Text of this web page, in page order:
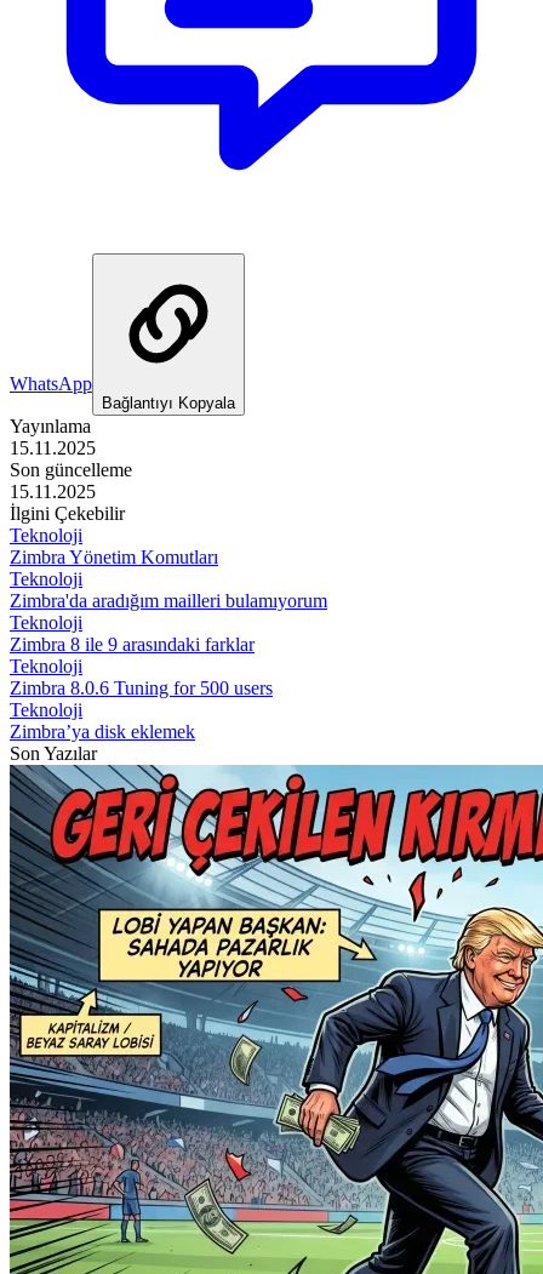
WhatsApp
Bağlantıyı Kopyala
Yayınlama
15.11.2025
Son güncelleme
15.11.2025
İlgini Çekebilir
Teknoloji
Zimbra Yönetim Komutları
Teknoloji
Zimbra'da aradığım mailleri bulamıyorum
Teknoloji
Zimbra 8 ile 9 arasındaki farklar
Teknoloji
Zimbra 8.0.6 Tuning for 500 users
Teknoloji
Zimbra’ya disk eklemek
Son Yazılar